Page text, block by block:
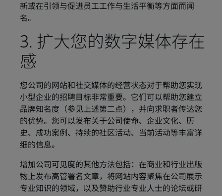
新或在引领与促进员工工作与生活平衡等方面而闻
名。
3. 扩大您的数字媒体存在
感
您公司的网站和社交媒体的经营状态对于帮助您实现
小型企业的招聘目标非常重要。它们可以帮助您建立
品牌知名度（参见上述第二点），并向求职者传达您
的优势。您可以发布关于公司使命、企业文化、历
史、成功案例、持续的社区活动、当前活动等丰富详
细的信息。
增加公司可见度的其他方法包括：在商业和行业出版
物上发布高管署名文章，将网站内容聚焦在公司展示
专业知识的领域，以及赞助行业专业人士的论坛或研